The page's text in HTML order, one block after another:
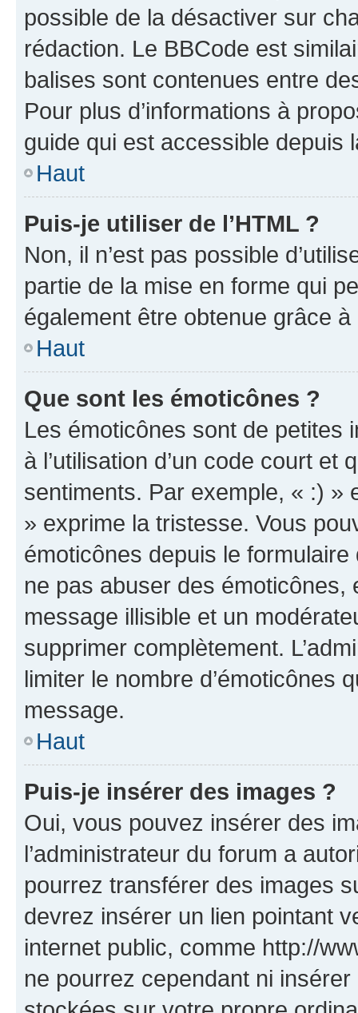
possible de la désactiver sur
rédaction. Le BBCode est
balises sont contenues entre
Pour plus d’informations à
guide qui est accessible depuis
Haut
Puis-je utiliser de l’HTML ?
Non, il n’est pas possible
partie de la mise en forme qui
également être obtenue grâce à
Haut
Que sont les émoticônes ?
Les émoticônes sont de petites
à l’utilisation d’un code court et
sentiments. Par exemple, « :) »
» exprime la tristesse. Vous
émoticônes depuis le
ne pas abuser des
message illisible et un
supprimer complètement.
limiter le nombre d’émoticônes
message.
Haut
Puis-je insérer des images ?
Oui, vous pouvez insérer des
l’administrateur du forum a
pourrez transférer des images
devrez insérer un lien pointant
internet public, comme http://
ne pourrez cependant ni